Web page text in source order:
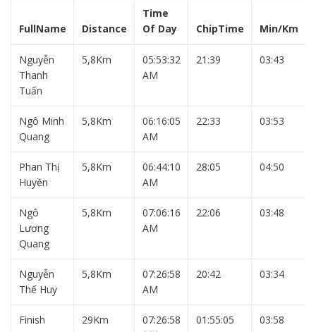
FullName Distance
Time
Of Day
ChipTime Min/Km
Nguyễn
Thanh
Tuấn
5,8Km
05:53:32
AM
21:39 03:43
Ngô Minh
Quang
5,8Km
06:16:05
AM
22:33 03:53
Phan Thị
Huyền
5,8Km
06:44:10
AM
28:05 04:50
Ngô
Lương
Quang
5,8Km
07:06:16
AM
22:06 03:48
Nguyễn
Thế Huy
5,8Km
07:26:58
AM
20:42 03:34
Finish 29Km
07:26:58
01:55:05 03:58